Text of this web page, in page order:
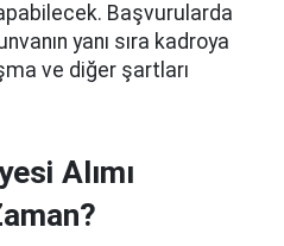
Başvurularda
yanı sıra kadroya
ve diğer şartları
Alımı